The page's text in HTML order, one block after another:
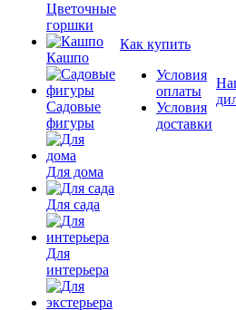
Цветочные
горшки
Кашпо
Садовые
фигуры
Для дома
Для сада
Для
интерьера
Как купить
Условия
оплаты
Условия
доставки